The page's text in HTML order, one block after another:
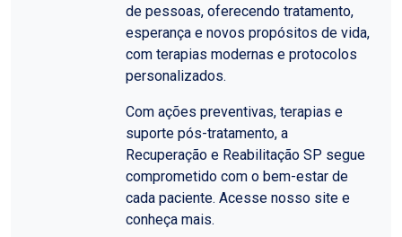
de pessoas, oferecendo tratamento,
esperança e novos propósitos de vida,
com terapias modernas e protocolos
personalizados.
Com ações preventivas, terapias e
suporte pós-tratamento, a
Recuperação e Reabilitação SP segue
comprometido com o bem-estar de
cada paciente. Acesse nosso site e
conheça mais.